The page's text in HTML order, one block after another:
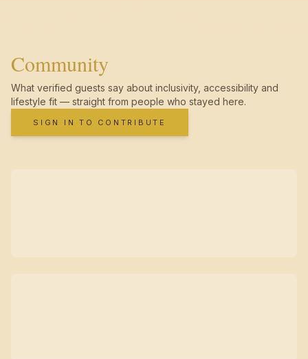
Community
What verified guests say about inclusivity, accessibility and
lifestyle fit — straight from people who stayed here.
SIGN IN TO CONTRIBUTE